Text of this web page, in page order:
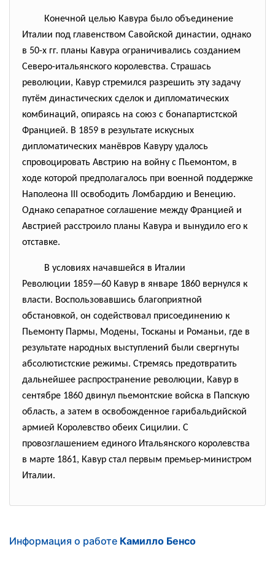
Конечной целью Кавура было объединение
Италии под главенством Савойской династии, однако
в 50-х гг. планы Кавура ограничивались созданием
Северо-итальянского королевства. Страшась
революции, Кавур стремился разрешить эту задачу
путём династических сделок и дипломатических
комбинаций, опираясь на союз с бонапартистской
Францией. В 1859 в результате искусных
дипломатических манёвров Кавуру удалось
спровоцировать Австрию на войну с Пьемонтом, в
ходе которой предполагалось при военной поддержке
Наполеона III освободить Ломбардию и Венецию.
Однако сепаратное соглашение между Францией и
Австрией расстроило планы Кавура и вынудило его к
отставке.
В условиях начавшейся в Италии
Революции 1859—60 Кавур в январе 1860 вернулся к
власти. Воспользовавшись благоприятной
обстановкой, он содействовал присоединению к
Пьемонту Пармы, Модены, Тосканы и Романьи, где в
результате народных выступлений были свергнуты
абсолютистские режимы. Стремясь предотвратить
дальнейшее распространение революции, Кавур в
сентябре 1860 двинул пьемонтские войска в Папскую
область, а затем в освобожденное гарибальдийской
армией Королевство обеих Сицилии. С
провозглашением единого Итальянского королевства
в марте 1861, Кавур стал первым премьер-министром
Италии.
Информация о работе Камилло Бенсо